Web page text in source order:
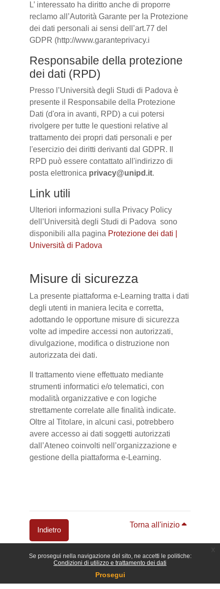
Se prosegui nella navigazione del sito, ne accetti le politiche:
Condizioni di utilizzo e trattamento dei dati
Prosegui
L’ interessato ha diritto anche di proporre
reclamo all’Autorità Garante per la Protezione
dei dati personali ai sensi dell’art.77 del
GDPR (http://www.garanteprivacy.i
Responsabile della protezione
dei dati (RPD)
Presso l’Università degli Studi di Padova è
presente il Responsabile della Protezione
Dati (d'ora in avanti, RPD) a cui potersi
rivolgere per tutte le questioni relative al
trattamento dei propri dati personali e per
l'esercizio dei diritti derivanti dal GDPR. Il
RPD può essere contattato all'indirizzo di
posta elettronica privacy@unipd.it.
Link utili
Ulteriori informazioni sulla Privacy Policy
dell’Università degli Studi di Padova sono
disponibili alla pagina Protezione dei dati |
Università di Padova
Misure di sicurezza
La presente piattaforma e-Learning tratta i dati
degli utenti in maniera lecita e corretta,
adottando le opportune misure di sicurezza
volte ad impedire accessi non autorizzati,
divulgazione, modifica o distruzione non
autorizzata dei dati.
Il trattamento viene effettuato mediante
strumenti informatici e/o telematici, con
modalità organizzative e con logiche
strettamente correlate alle finalità indicate.
Oltre al Titolare, in alcuni casi, potrebbero
avere accesso ai dati soggetti autorizzati
dall’Ateneo coinvolti nell’organizzazione e
gestione della piattaforma e-Learning.
Indietro
Torna all'inizio
Blocchi